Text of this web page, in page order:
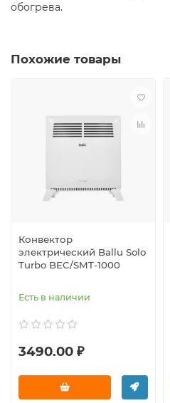
обогрева.
Похожие товары
Конвектор
электрический Ballu Solo
Turbo BEC/SMT-1000
Есть в наличии
3490.00 ₽